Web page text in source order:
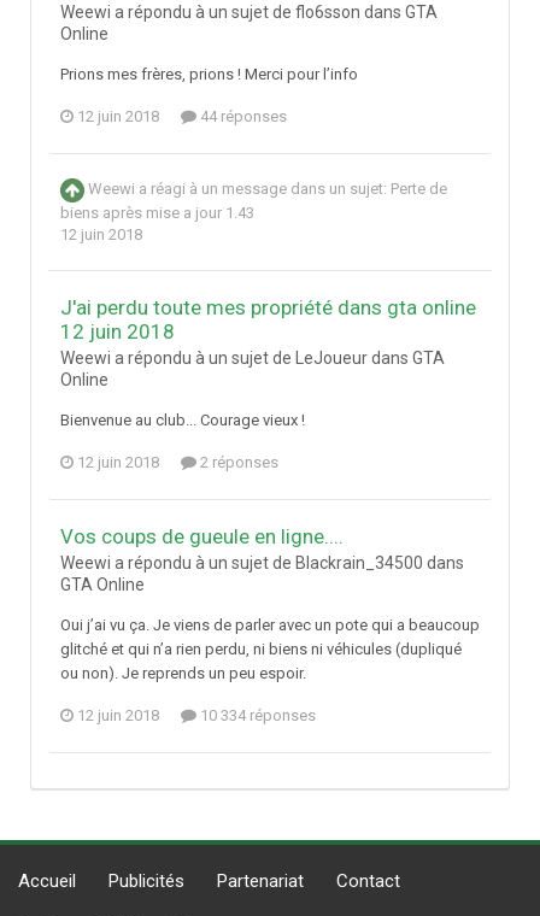
Weewi a répondu à un sujet de flo6sson dans GTA
Online
Prions mes frères, prions ! Merci pour l’info
12 juin 2018 44 réponses
Weewi a réagi à un message dans un sujet: Perte de
biens après mise a jour 1.43
12 juin 2018
J'ai perdu toute mes propriété dans gta online
12 juin 2018
Weewi a répondu à un sujet de LeJoueur dans GTA
Online
Bienvenue au club... Courage vieux !
12 juin 2018 2 réponses
Vos coups de gueule en ligne....
Weewi a répondu à un sujet de Blackrain_34500 dans
GTA Online
Oui j’ai vu ça. Je viens de parler avec un pote qui a beaucoup
glitché et qui n’a rien perdu, ni biens ni véhicules (dupliqué
ou non). Je reprends un peu espoir.
12 juin 2018 10 334 réponses
Accueil Publicités Partenariat Contact